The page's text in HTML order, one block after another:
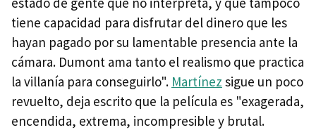
tiene capacidad para disfrutar del dinero que les
hayan pagado por su lamentable presencia ante la
cámara. Dumont ama tanto el realismo que practica
la villanía para conseguirlo". Martínez sigue un poco
revuelto, deja escrito que la película es "exagerada,
encendida, extrema, incompresible y brutal.